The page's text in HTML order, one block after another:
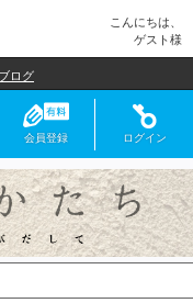
こんにちは、
ゲスト様
ログ
会員登録 ログイン